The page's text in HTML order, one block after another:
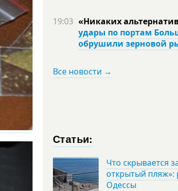
19:03 «Никаких
удары по портам
обрушили зерновой
Все новости →
Статьи:
Что скрывается
открытый пляж»:
Одессы